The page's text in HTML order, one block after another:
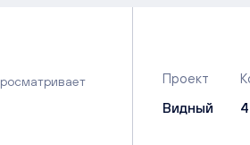
Проект
Видный 4